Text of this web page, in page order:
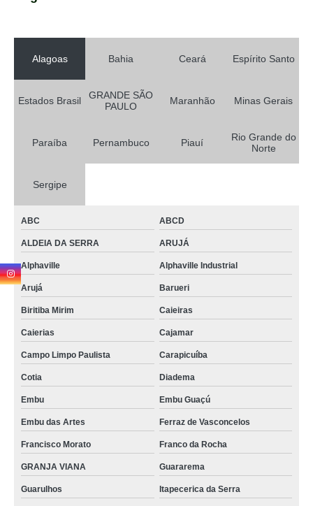
Alagoas Bahia Ceará Espírito Santo
Estados Brasil
GRANDE SÃO
PAULO
Maranhão Minas Gerais
Paraíba Pernambuco Piauí
Rio Grande do
Norte
Sergipe
ABC ABCD
ALDEIA DA SERRA ARUJÁ
Alphaville Alphaville Industrial
Arujá Barueri
Biritiba Mirim Caieiras
Caierias Cajamar
Campo Limpo Paulista Carapicuíba
Cotia Diadema
Embu Embu Guaçú
Embu das Artes Ferraz de Vasconcelos
Francisco Morato Franco da Rocha
GRANJA VIANA Guararema
Guarulhos Itapecerica da Serra